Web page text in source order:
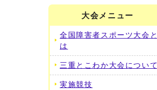
大会メニュー
全国障害者スポーツ大会と
は
三重とこわか大会について
実施競技